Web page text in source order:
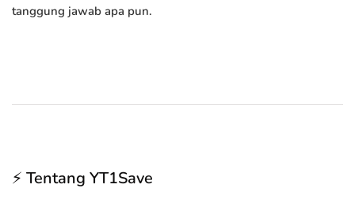
tanggung jawab apa pun.
⚡ Tentang YT1Save